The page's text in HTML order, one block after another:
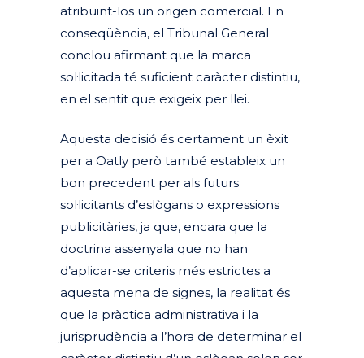
atribuint-los un origen comercial. En
conseqüència, el Tribunal General
conclou afirmant que la marca
sol·licitada té suficient caràcter distintiu,
en el sentit que exigeix per llei.
Aquesta decisió és certament un èxit
per a Oatly però també estableix un
bon precedent per als futurs
sol·licitants d’eslògans o expressions
publicitàries, ja que, encara que la
doctrina assenyala que no han
d’aplicar-se criteris més estrictes a
aquesta mena de signes, la realitat és
que la pràctica administrativa i la
jurisprudència a l’hora de determinar el